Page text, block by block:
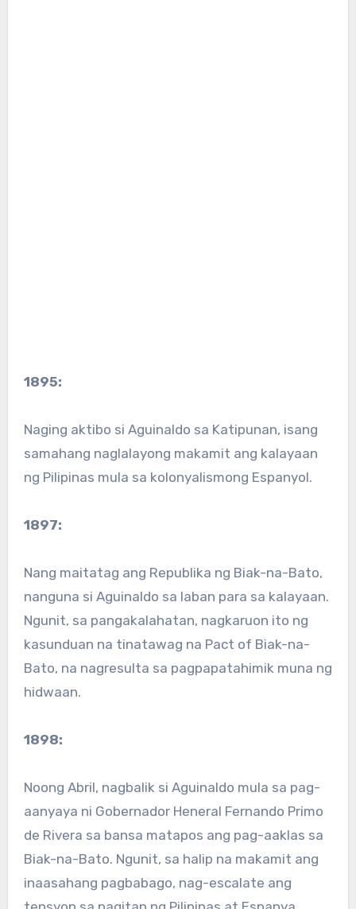
1895:
Naging aktibo si Aguinaldo sa Katipunan, isang
samahang naglalayong makamit ang kalayaan
ng Pilipinas mula sa kolonyalismong Espanyol.
1897:
Nang maitatag ang Republika ng Biak-na-Bato,
nanguna si Aguinaldo sa laban para sa kalayaan.
Ngunit, sa pangakalahatan, nagkaruon ito ng
kasunduan na tinatawag na Pact of Biak-na-
Bato, na nagresulta sa pagpapatahimik muna ng
hidwaan.
1898:
Noong Abril, nagbalik si Aguinaldo mula sa pag-
aanyaya ni Gobernador Heneral Fernando Primo
de Rivera sa bansa matapos ang pag-aaklas sa
Biak-na-Bato. Ngunit, sa halip na makamit ang
inaasahang pagbabago, nag-escalate ang